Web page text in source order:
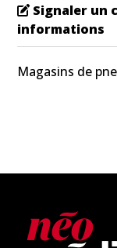
Signaler un
informations
Magasins de